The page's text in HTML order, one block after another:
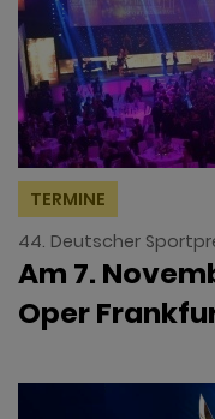
TERMINE
44. Deutscher
Am 7.
Oper